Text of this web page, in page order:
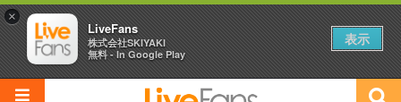
×
LiveFans
株式会社SKIYAKI
無料 - In Google Play
表示